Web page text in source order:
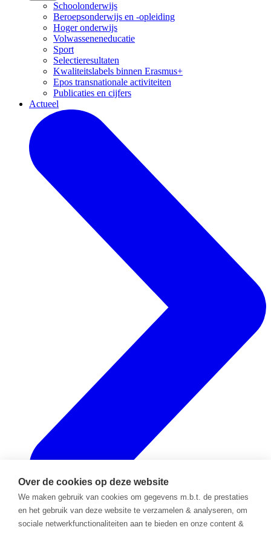
Schoolonderwijs
Beroepsonderwijs en -opleiding
Hoger onderwijs
Volwasseneneducatie
Sport
Selectieresultaten
Kwaliteitslabels binnen Erasmus+
Epos transnationale activiteiten
Publicaties en cijfers
Actueel
Over de cookies op deze website
We maken gebruik van cookies om gegevens m.b.t. de prestaties
en het gebruik van deze website te verzamelen & analyseren, om
sociale netwerkfunctionaliteiten aan te bieden en onze content &